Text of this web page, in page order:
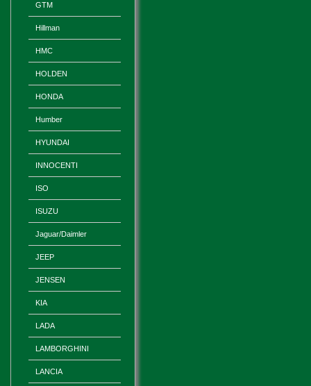
GTM
Hillman
HMC
HOLDEN
HONDA
Humber
HYUNDAI
INNOCENTI
ISO
ISUZU
Jaguar/Daimler
JEEP
JENSEN
KIA
LADA
LAMBORGHINI
LANCIA